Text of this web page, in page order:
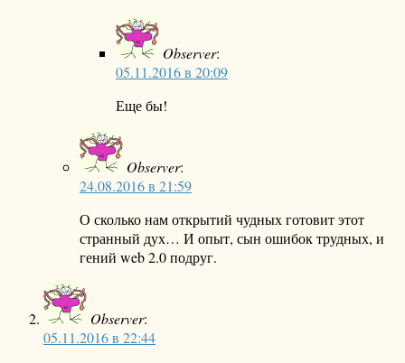
Observer:
05.11.2016 в 20:09
Еще бы!
Observer:
24.08.2016 в 21:59
О сколько нам открытий чудных готовит этот
странный дух… И опыт, сын ошибок трудных, и
гений web 2.0 подруг.
Observer:
05.11.2016 в 22:44